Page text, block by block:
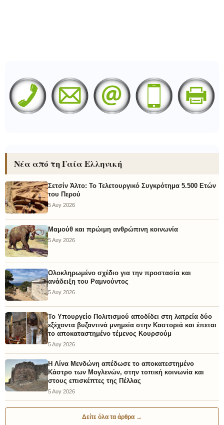
Νέα από τη Γαία Ελληνική
Σετσίν Άλτο: Το Τελετουργικό Συγκρότημα 5.500 Ετών
του Περού
5 Αυγ 2026
Μαμούθ και πρώιμη ανθρώπινη κοινωνία
5 Αυγ 2026
Ολοκληρωμένο σχέδιο για την προστασία και
ανάδειξη του Ραμνούντος
5 Αυγ 2026
Το Υπουργείο Πολιτισμού αποδίδει στη λατρεία δύο
εξέχοντα βυζαντινά μνημεία στην Καστοριά και έπεται
το αποκαταστημένο τέμενος Κουρσούμ
5 Αυγ 2026
Η Λίνα Μενδώνη απέδωσε το αποκατεστημένο
Κάστρο των Μογλενών, στην τοπική κοινωνία και
στους επισκέπτες της Πέλλας
5 Αυγ 2026
Δείτε όλα τα άρθρα →